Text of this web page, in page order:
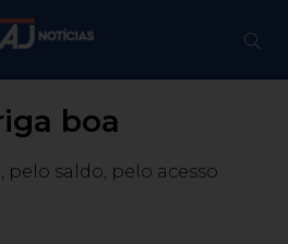
boa
pelo saldo, pelo acesso